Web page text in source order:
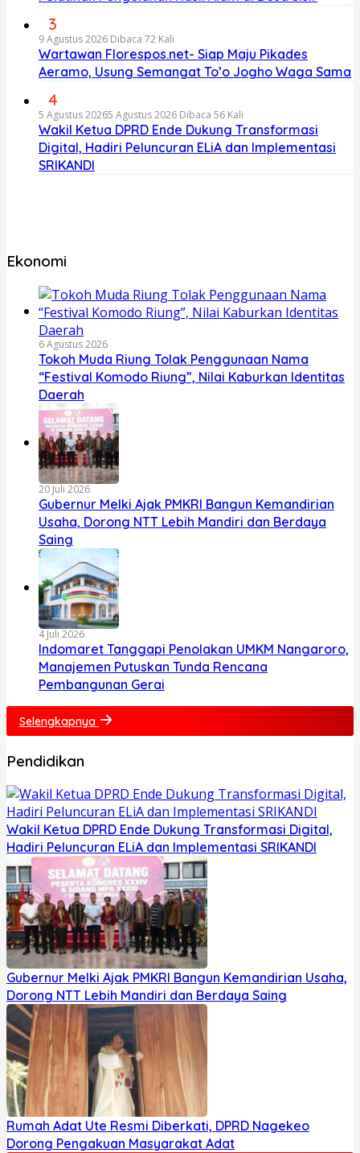
3
9 Agustus 2026 Dibaca 72 Kali
Wartawan Florespos.net- Siap Maju Pikades
Aeramo, Usung Semangat To’o Jogho Waga Sama
4
5 Agustus 20265 Agustus 2026 Dibaca 56 Kali
Wakil Ketua DPRD Ende Dukung Transformasi
Digital, Hadiri Peluncuran ELiA dan Implementasi
SRIKANDI
Ekonomi
6 Agustus 2026
Tokoh Muda Riung Tolak Penggunaan Nama
“Festival Komodo Riung”, Nilai Kaburkan Identitas
Daerah
20 Juli 2026
Gubernur Melki Ajak PMKRI Bangun Kemandirian
Usaha, Dorong NTT Lebih Mandiri dan Berdaya
Saing
4 Juli 2026
Indomaret Tanggapi Penolakan UMKM Nangaroro,
Manajemen Putuskan Tunda Rencana
Pembangunan Gerai
Selengkapnya
Pendidikan
Wakil Ketua DPRD Ende Dukung Transformasi Digital,
Hadiri Peluncuran ELiA dan Implementasi SRIKANDI
Gubernur Melki Ajak PMKRI Bangun Kemandirian Usaha,
Dorong NTT Lebih Mandiri dan Berdaya Saing
Rumah Adat Ute Resmi Diberkati, DPRD Nagekeo
Dorong Pengakuan Masyarakat Adat